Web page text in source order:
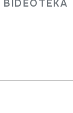
BIDEOTEKA